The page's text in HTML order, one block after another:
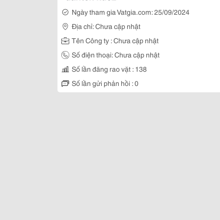
Ngày tham gia Vatgia.com: 25/09/2024
Địa chỉ: Chưa cập nhật
Tên Công ty : Chưa cập nhật
Số điện thoại: Chưa cập nhật
Số lần đăng rao vặt : 138
Số lần gửi phản hồi : 0